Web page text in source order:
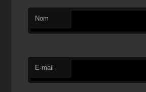
Nom
E-mail